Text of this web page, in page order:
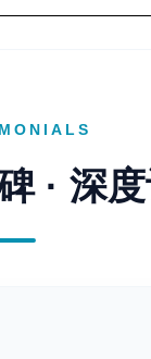
· 深